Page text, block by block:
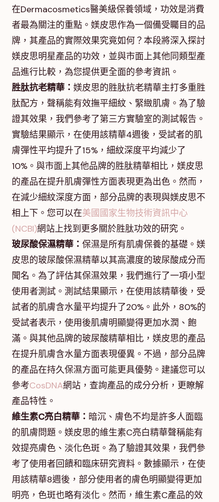
在Dermacosmetics醫美級保養領域，功效是消費
者最為關注的重點。媄皮思作為一個備受矚目的品
牌，其產品的實際效果究竟如何？本段將深入探討
媄皮思明星產品的功效，並與市面上其他同類型產
品進行比較，為您提供更全面的參考資訊。
胜肽抗老精華： 媄皮思的胜肽抗老精華主打多重胜
肽配方，聲稱能有效撫平細紋、緊緻肌膚。為了驗
證其效果，我們參考了第三方實驗室的測試報告。
實驗結果顯示，在使用該精華4週後，受試者的肌
膚彈性平均提升了15%，細紋深度平均減少了
10%。與市面上其他品牌的胜肽精華相比，媄皮思
的產品在提升肌膚彈性方面表現更為出色。然而，
在減少細紋深度方面，部分品牌的表現與媄皮思不
相上下。您可以在美國國家生物技術資訊中心
(NCBI)網站上找到更多關於胜肽功效的研究。
玻尿酸保濕精華： 保濕是所有肌膚保養的基礎。媄
皮思的玻尿酸保濕精華以其高濃度的玻尿酸成分而
聞名。為了評估其保濕效果，我們進行了一項小型
使用者測試。測試結果顯示，在使用該精華後，受
試者的肌膚含水量平均提升了20%。此外，80%的
受試者表示，使用後肌膚明顯變得更加水潤、飽
滿。與其他品牌的玻尿酸精華相比，媄皮思的產品
在提升肌膚含水量方面表現優異。不過，部分品牌
的產品在持久保濕方面可能更具優勢。建議您可以
參考CosDNA網站，查詢產品的成分分析，更瞭解
產品特性。
維生素C亮白精華： 暗沉、膚色不均是許多人面臨
的肌膚問題。媄皮思的維生素C亮白精華聲稱能有
效提亮膚色、淡化色斑。為了驗證其效果，我們參
考了使用者回饋和臨床研究資料。數據顯示，在使
用該精華8週後，部分使用者的膚色明顯變得更加
明亮，色斑也略有淡化。然而，維生素C產品的效